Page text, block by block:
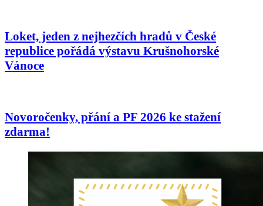
Loket, jeden z nejhezčích hradů v České
republice pořádá výstavu Krušnohorské
Vánoce
Novoročenky, přání a PF 2026 ke stažení
zdarma!